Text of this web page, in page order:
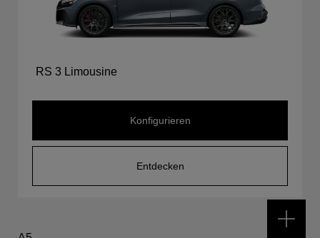
RS 3 Limousine
Konfigurieren
Entdecken